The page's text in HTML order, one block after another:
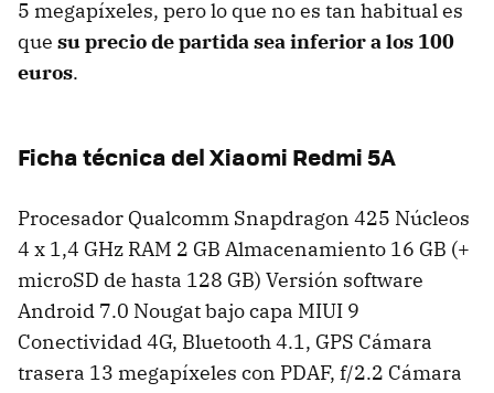
5 megapíxeles, pero lo que no es tan habitual es
que su precio de partida sea inferior a los 100
euros.
Ficha técnica del Xiaomi Redmi 5A
Procesador Qualcomm Snapdragon 425 Núcleos
4 x 1,4 GHz RAM 2 GB Almacenamiento 16 GB (+
microSD de hasta 128 GB) Versión software
Android 7.0 Nougat bajo capa MIUI 9
Conectividad 4G, Bluetooth 4.1, GPS Cámara
trasera 13 megapíxeles con PDAF, f/2.2 Cámara